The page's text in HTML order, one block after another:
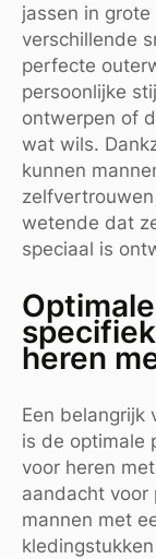
jassen in
verschillende
perfecte
persoonlijke
ontwerpen of
wat wils.
kunnen
wetende dat
speciaal is
heren
Een belangrijk
is de optimale
voor heren
aandacht voor
mannen met